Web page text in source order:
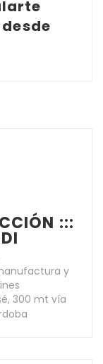
:::
y
300 mt vía